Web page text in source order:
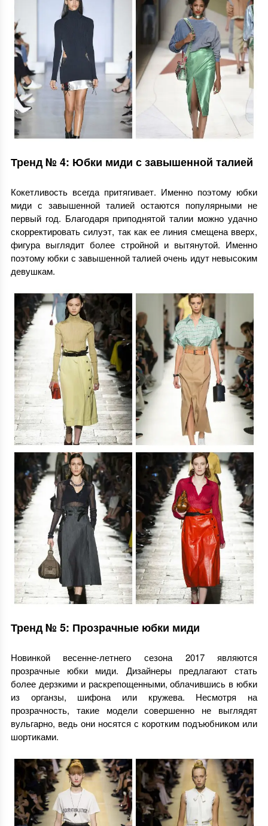
Тренд № 4: Юбки миди с завышенной талией
Кокетливость всегда притягивает. Именно поэтому юбки
миди с завышенной талией остаются популярными не
первый год. Благодаря приподнятой талии можно удачно
скорректировать силуэт, так как ее линия смещена вверх,
фигура выглядит более стройной и вытянутой. Именно
поэтому юбки с завышенной талией очень идут невысоким
девушкам.
Тренд № 5: Прозрачные юбки миди
Новинкой весенне-летнего сезона 2017 являются
прозрачные юбки миди. Дизайнеры предлагают стать
более дерзкими и раскрепощенными, облачившись в юбки
из органзы, шифона или кружева. Несмотря на
прозрачность, такие модели совершенно не выглядят
вульгарно, ведь они носятся с коротким подъюбником или
шортиками.